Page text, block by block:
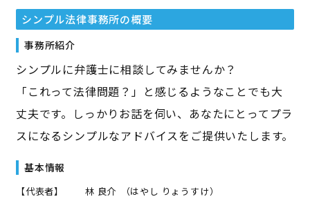
シンプル法律事務所の概要
事務所紹介
シンプルに弁護士に相談してみませんか？
「これって法律問題？」と感じるようなことでも大
丈夫です。しっかりお話を伺い、あなたにとってプラ
スになるシンプルなアドバイスをご提供いたします。
基本情報
【代表者】 林 良介 （はやし りょうすけ）